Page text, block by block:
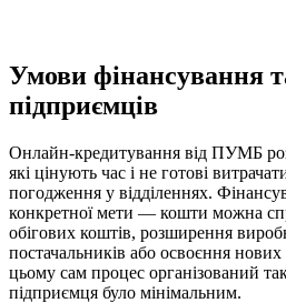
Умови фінансування
підприємців
Онлайн-кредитування від ПУМБ
які цінують час і не готові
погодження у відділеннях.
конкретної мети — кошти можна
обігових коштів, розширення
постачальників або освоєння
цьому сам процес організований
підприємця було мінімальним.